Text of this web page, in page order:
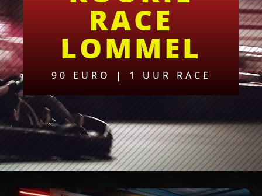
RACE
LOMMEL
90 EURO | 1 UUR RACE